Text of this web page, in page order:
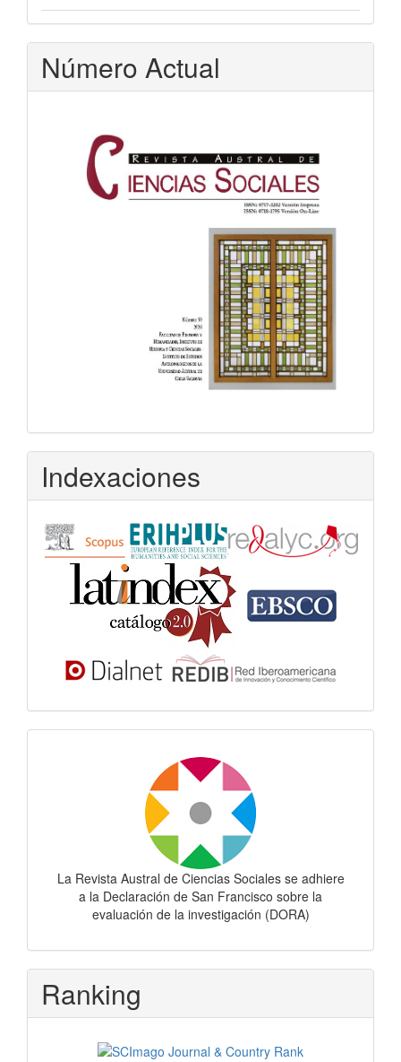
Número Actual
Indexaciones
La Revista Austral de Ciencias Sociales se adhiere
a la Declaración de San Francisco sobre la
evaluación de la investigación (DORA)
Ranking